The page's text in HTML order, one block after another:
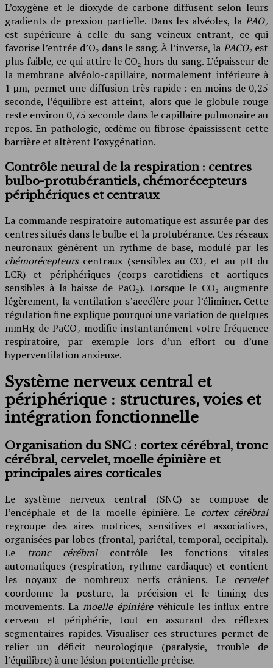
L’oxygène et le dioxyde de carbone diffusent selon leurs
gradients de pression partielle. Dans les alvéoles, la PAO₂
est supérieure à celle du sang veineux entrant, ce qui
favorise l’entrée d’O₂ dans le sang. À l’inverse, la PACO₂ est
plus faible, ce qui attire le CO₂ hors du sang. L’épaisseur de
la membrane alvéolo-capillaire, normalement inférieure à
1 µm, permet une diffusion très rapide : en moins de 0,25
seconde, l’équilibre est atteint, alors que le globule rouge
reste environ 0,75 seconde dans le capillaire pulmonaire au
repos. En pathologie, œdème ou fibrose épaississent cette
barrière et altèrent l’oxygénation.
Contrôle neural de la respiration : centres
bulbo-protubérantiels, chémorécepteurs
périphériques et centraux
La commande respiratoire automatique est assurée par des
centres situés dans le bulbe et la protubérance. Ces réseaux
neuronaux génèrent un rythme de base, modulé par les
chémorécepteurscentraux (sensibles au CO₂ et au pH du
LCR) et périphériques (corps carotidiens et aortiques
sensibles à la baisse de PaO₂). Lorsque le CO₂ augmente
légèrement, la ventilation s’accélère pour l’éliminer. Cette
régulation fine explique pourquoi une variation de quelques
mmHg de PaCO₂ modifie instantanément votre fréquence
respiratoire, par exemple lors d’un effort ou d’une
hyperventilation anxieuse.
Système nerveux central et
périphérique : structures, voies et
intégration fonctionnelle
Organisation du SNC : cortex cérébral, tronc
cérébral, cervelet, moelle épinière et
principales aires corticales
Le système nerveux central (SNC) se compose de
l’encéphale et de la moelle épinière. Le cortex cérébral
regroupe des aires motrices, sensitives et associatives,
organisées par lobes (frontal, pariétal, temporal, occipital).
Le tronc cérébralcontrôle les fonctions vitales
automatiques (respiration, rythme cardiaque) et contient
les noyaux de nombreux nerfs crâniens. Le cervelet
coordonne la posture, la précision et le timing des
mouvements. Lamoelle épinièrevéhicule les influx entre
cerveau et périphérie, tout en assurant des réflexes
segmentaires rapides. Visualiser ces structures permet de
relier un déficit neurologique (paralysie, trouble de
l’équilibre) à une lésion potentielle précise.